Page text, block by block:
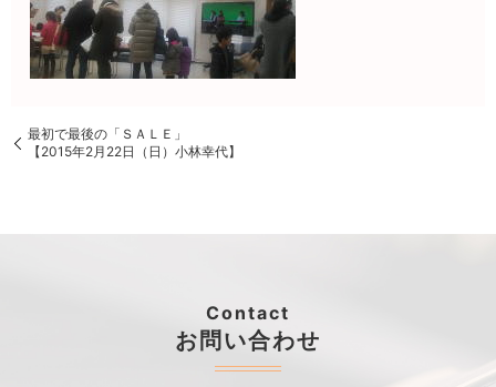
最初で最後の「ＳＡＬＥ」
【2015年2月22日（日）小林幸代】
Contact
お問い合わせ